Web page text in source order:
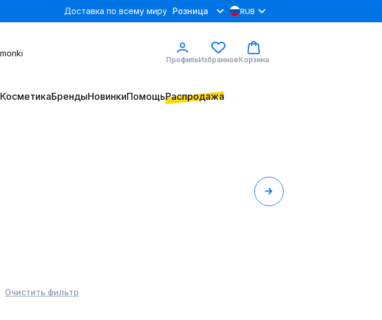
Доставка по всему миру Розница RUB
ПрофильИзбранноеКорзина
КосметикаБрендыНовинкиПомощьРаспродажа
Очистить фильтр